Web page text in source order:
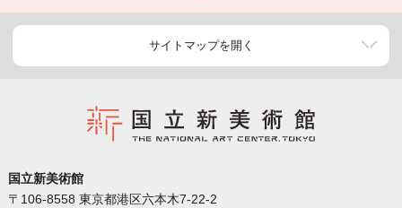
サイトマップを開く
国立新美術館
〒106-8558 東京都港区六本木7-22-2